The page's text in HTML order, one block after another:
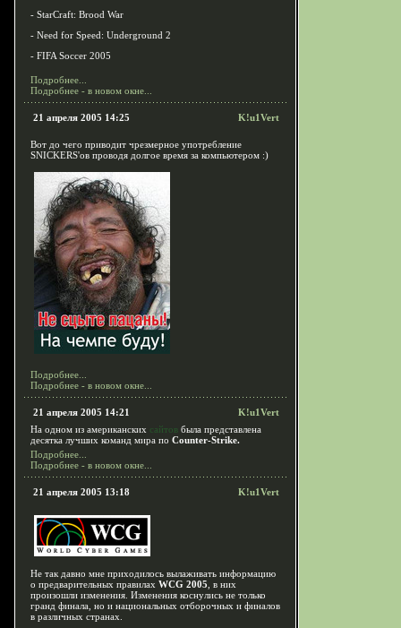
- StarCraft: Brood War
- Need for Speed: Underground 2
- FIFA Soccer 2005
Подробнее...
Подробнее - в новом окне...
21 апреля 2005 14:25 K!u1Vert
Вот до чего приводит чрезмерное употребление
SNICKERS'ов проводя долгое время за компьютером :)
Подробнее...
Подробнее - в новом окне...
21 апреля 2005 14:21
K!u1Vert
На одном из американских сайтов была представлена
десятка лучших команд мира по Counter-Strike.
Подробнее...
Подробнее - в новом окне...
21 апреля 2005 13:18 K!u1Vert
Не так давно мне приходилось вылаживать информацию
о предварительных правилах WCG 2005 , в них
произошли изменения. Изменения коснулись не только
гранд финала, но и национальных отборочных и финалов
в различных странах.